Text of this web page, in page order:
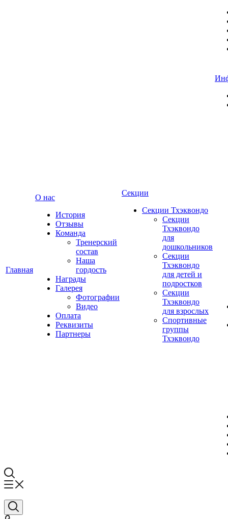
Главная
О нас
История
Отзывы
Команда
Тренерский
состав
Наша
гордость
Награды
Галерея
Фотографии
Видео
Оплата
Реквизиты
Партнеры
Секции
Секции Тхэквондо
Секции
Тхэквондо
для
дошкольников
Секции
Тхэквондо
для детей и
подростков
Секции
Тхэквондо
для взрослых
Спортивные
группы
Тхэквондо